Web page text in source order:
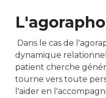
Dans le cas de
dynamique
patient cherche
tourne vers toute
l'aider en